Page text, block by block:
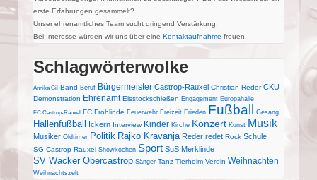
erste Erfahrungen gesammelt?
Unser ehrenamtliches Team sucht dringend Verstärkung.
Bei Interesse würden wir uns über eine Kontaktaufnahme freuen.
Schlagwörterwolke
Annika Gil Band Beruf Bürgermeister Castrop-Rauxel Christian Reder CKÜ
Demonstration Ehrenamt Eisstockschießen Engagement Europahalle
FC Castrop-Rauxel FC Frohlinde Feuerwehr Freizeit Frieden Fußball Gesang
Hallenfußball Ickern Interview Kinder Kirche Konzert Kunst Musik
Musiker Oldtimer Politik Rajko Kravanja Reder redet Rock Schule
SG Castrop-Rauxel Showkochen Sport SuS Merklinde
SV Wacker Obercastrop Sänger Tanz Tierheim Verein Weihnachten
Weihnachtszelt